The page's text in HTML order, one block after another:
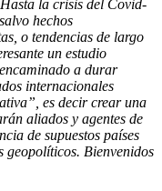
la crisis del Covid-
hechos
o tendencias de largo
un estudio
a durar
internacionales
es decir crear una
aliados y agentes de
de supuestos países
geopolíticos. Bienvenidos